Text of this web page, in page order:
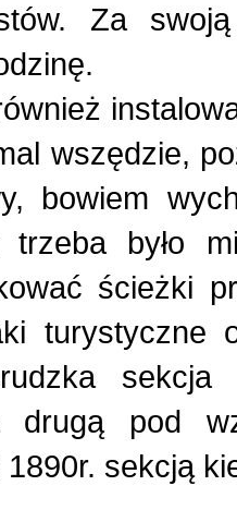
Za
wszędzie,
bowiem
było
ścieżki
turystyczne
drugą pod
1890r. sekcją